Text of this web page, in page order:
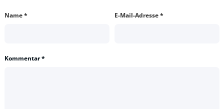
Name* E-Mail-Adresse*
Kommentar*